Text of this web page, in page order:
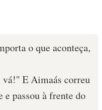
o que aconteça,
vá!" E Aimaás correu
passou à fren­te do